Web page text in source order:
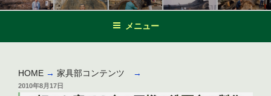
ッ
メニュー
HOME → 家具部コンテンツ →
投
2010年8月17日